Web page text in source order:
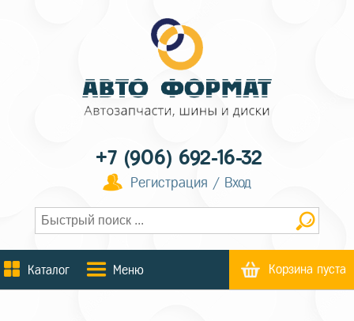
+7 (906) 692-16-32
Регистрация / Вход
Каталог Меню Корзина пуста